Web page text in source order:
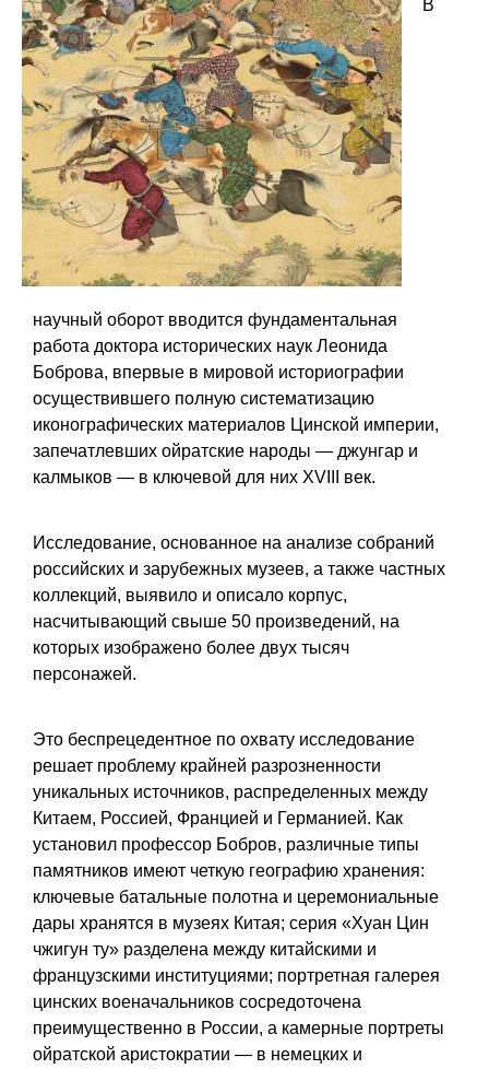
В
научный оборот вводится фундаментальная
работа доктора исторических наук Леонида
Боброва, впервые в мировой историографии
осуществившего полную систематизацию
иконографических материалов Цинской империи,
запечатлевших ойратские народы — джунгар и
калмыков — в ключевой для них XVIII век.
Исследование, основанное на анализе собраний
российских и зарубежных музеев, а также частных
коллекций, выявило и описало корпус,
насчитывающий свыше 50 произведений, на
которых изображено более двух тысяч
персонажей.
Это беспрецедентное по охвату исследование
решает проблему крайней разрозненности
уникальных источников, распределенных между
Китаем, Россией, Францией и Германией. Как
установил профессор Бобров, различные типы
памятников имеют четкую географию хранения:
ключевые батальные полотна и церемониальные
дары хранятся в музеях Китая; серия «Хуан Цин
чжигун ту» разделена между китайскими и
французскими институциями; портретная галерея
цинских военачальников сосредоточена
преимущественно в России, а камерные портреты
ойратской аристократии — в немецких и